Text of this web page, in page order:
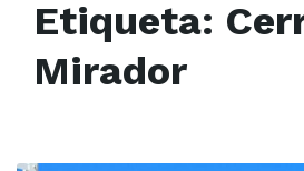
Etiqueta:
Mirador